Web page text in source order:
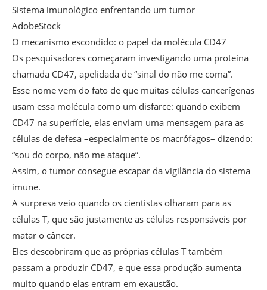
Sistema imunológico enfrentando um tumor
AdobeStock
O mecanismo escondido: o papel da molécula CD47
Os pesquisadores começaram investigando uma proteína
chamada CD47, apelidada de “sinal do não me coma”.
Esse nome vem do fato de que muitas células cancerígenas
usam essa molécula como um disfarce: quando exibem
CD47 na superfície, elas enviam uma mensagem para as
células de defesa –especialmente os macrófagos– dizendo:
“sou do corpo, não me ataque”.
Assim, o tumor consegue escapar da vigilância do sistema
imune.
A surpresa veio quando os cientistas olharam para as
células T, que são justamente as células responsáveis por
matar o câncer.
Eles descobriram que as próprias células T também
passam a produzir CD47, e que essa produção aumenta
muito quando elas entram em exaustão.